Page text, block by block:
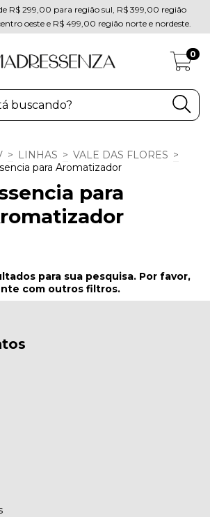
R$ 299,00 para região sul, R$ 399,00 região
oeste e R$ 499,00 região norte e nordeste.
0
> LINHAS > VALE DAS FLORES >
para Aromatizador
para
para sua pesquisa. Por favor,
com outros filtros.